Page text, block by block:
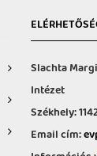
Slachta
Intézet
Székhely:
Email cím: